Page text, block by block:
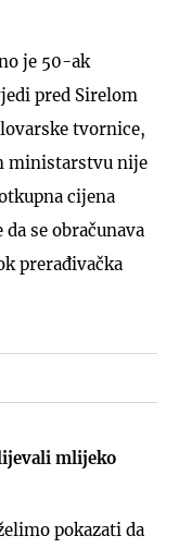
je 50-ak
pred Sirelom
tvornice,
ministarstvu nije
cijena
se obračunava
prerađivačka
mlijeko
pokazati da